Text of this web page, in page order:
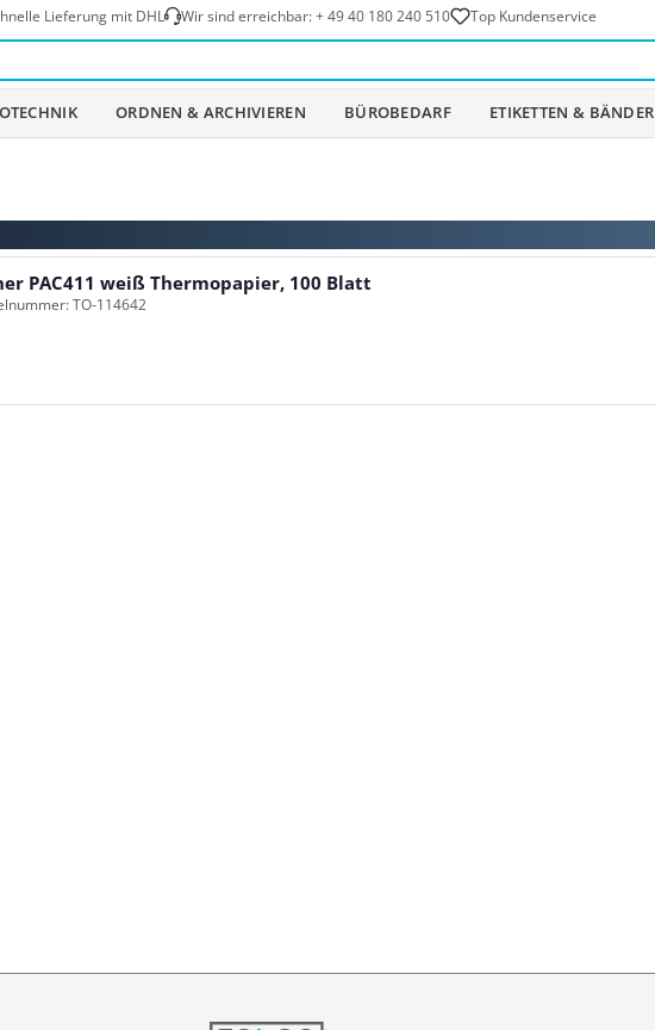
Lieferung mit DHL Wir sind erreichbar:+ 49 40 180 240 510 Top Kundenservice
ORDNEN & ARCHIVIEREN BÜROBEDARF ETIKETTEN & BÄNDER
PAC411 weiß Thermopapier, 100 Blatt
TO-114642